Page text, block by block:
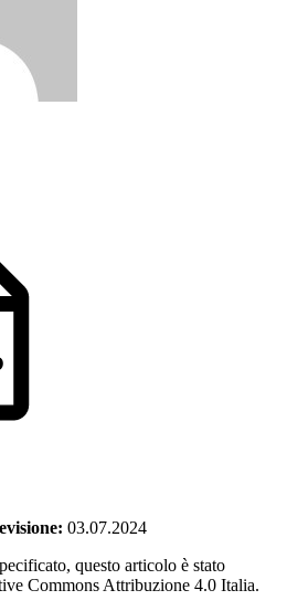
03.07.2024
questo articolo è stato
Commons Attribuzione 4.0 Italia.